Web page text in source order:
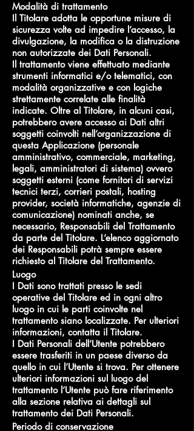
Modalità di trattamento
Il Titolare adotta le opportune misure di
sicurezza volte ad impedire l’accesso, la
divulgazione, la modifica o la distruzione
non autorizzate dei Dati Personali.
Il trattamento viene effettuato mediante
strumenti informatici e/o telematici, con
modalità organizzative e con logiche
strettamente correlate alle finalità
indicate. Oltre al Titolare, in alcuni casi,
potrebbero avere accesso ai Dati altri
soggetti coinvolti nell’organizzazione di
questa Applicazione (personale
amministrativo, commerciale, marketing,
legali, amministratori di sistema) ovvero
soggetti esterni (come fornitori di servizi
tecnici terzi, corrieri postali, hosting
provider, società informatiche, agenzie di
comunicazione) nominati anche, se
necessario, Responsabili del Trattamento
da parte del Titolare. L’elenco aggiornato
dei Responsabili potrà sempre essere
richiesto al Titolare del Trattamento.
Luogo
I Dati sono trattati presso le sedi
operative del Titolare ed in ogni altro
luogo in cui le parti coinvolte nel
trattamento siano localizzate. Per ulteriori
informazioni, contatta il Titolare.
I Dati Personali dell’Utente potrebbero
essere trasferiti in un paese diverso da
quello in cui l’Utente si trova. Per ottenere
ulteriori informazioni sul luogo del
trattamento l’Utente può fare riferimento
alla sezione relativa ai dettagli sul
trattamento dei Dati Personali.
Periodo di conservazione